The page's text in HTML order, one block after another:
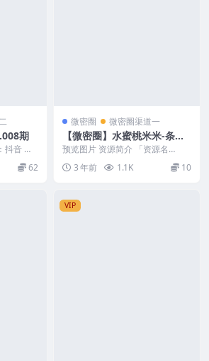
期
抖音 黑
32P】
62
微密圈 微密圈渠道一
【微密圈】水蜜桃米米-条条
蜜桃臀[14P-60M]
预览图片 资源简介 「资源名
称」：【微密圈】水蜜桃米米-条
条蜜桃臀[14P-60...
3 年前 1.1K 10
VIP